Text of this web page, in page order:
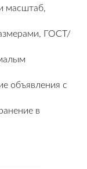
масштаб,
ГОСТ/
объявления с
в